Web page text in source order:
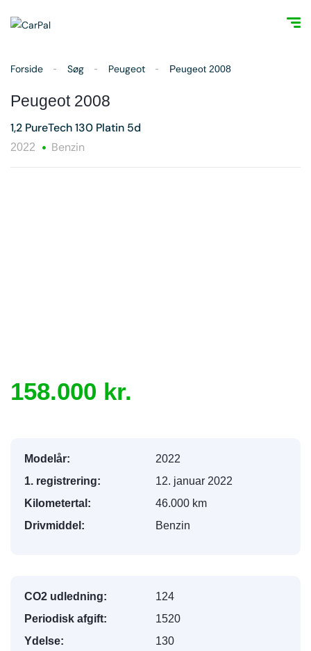
Forside Søg Peugeot Peugeot 2008
Peugeot 2008
1,2 PureTech 130 Platin 5d
2022 Benzin
158.000 kr.
Modelår:
2022
1. registrering:
12. januar 2022
Kilometertal:
46.000 km
Drivmiddel:
Benzin
CO2 udledning:
124
Periodisk afgift:
1520
Ydelse:
130